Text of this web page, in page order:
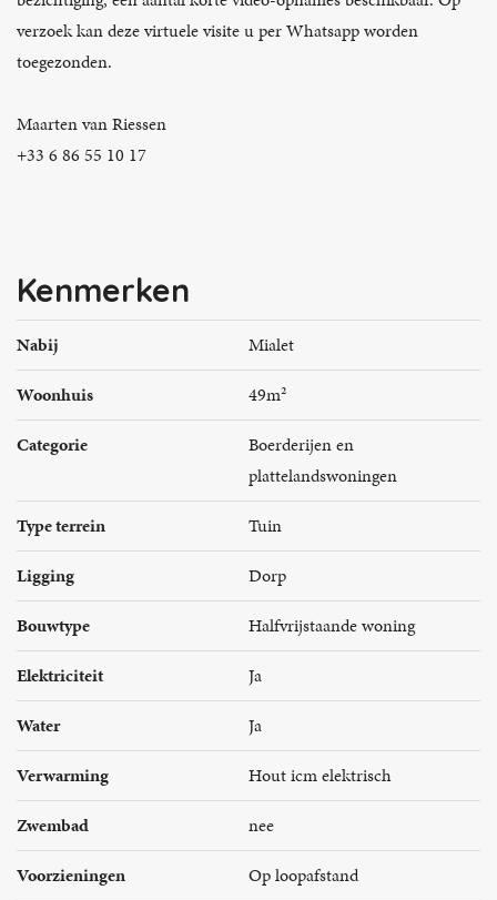
verzoek kan deze virtuele visite u per Whatsapp worden
toegezonden.
Maarten van Riessen
+33 6 86 55 10 17
Kenmerken
Nabij
Mialet
Woonhuis
49m²
Categorie
Boerderijen en
plattelandswoningen
Type terrein
Tuin
Ligging
Dorp
Bouwtype
Halfvrijstaande woning
Elektriciteit
Ja
Water
Ja
Verwarming
Hout icm elektrisch
Zwembad
nee
Voorzieningen
Op loopafstand